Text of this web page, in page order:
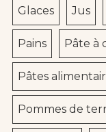
Glaces Jus
Pains Pâte à
Pâtes
Pommes de